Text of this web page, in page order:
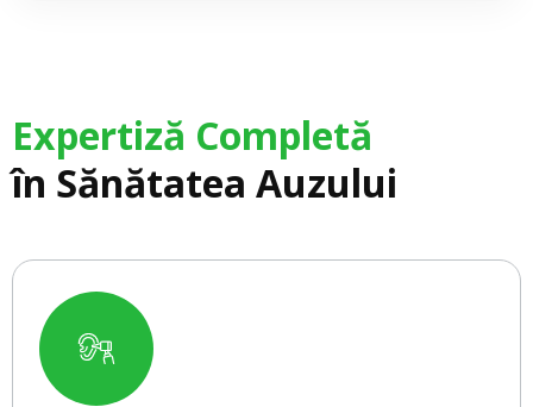
Expertiză Completă
în Sănătatea Auzului